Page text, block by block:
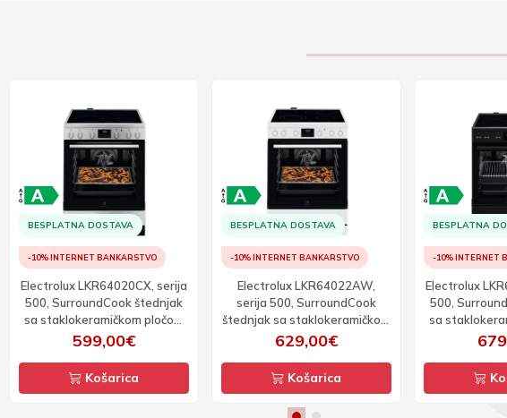
BESPLATNA DOSTAVA
-10% INTERNET BANKARSTVO
Electrolux LKR64020CX, serija
500, SurroundCook štednjak
sa staklokeramičkom pločom
širine 60cm
599,00€
Košarica
BESPLATNA DOSTAVA
-10% INTERNET BANKARSTVO
Electrolux LKR64022AW,
serija 500, SurroundCook
štednjak sa staklokeramičkom
pločom širine 60cm
629,00€
Košarica
BESPLATNA
-10% INTERNET
Electrolux
500,
sa